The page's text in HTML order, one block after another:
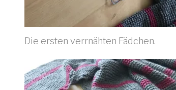
Die ersten verrnähten Fädchen.